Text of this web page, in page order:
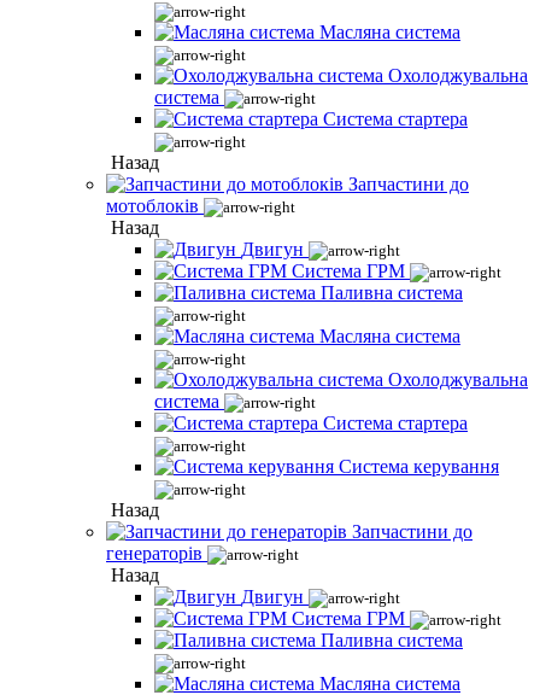
Масляна система
Охолоджувальна
система
Система стартера
Назад
Запчастини до
мотоблоків
Назад
Двигун
Система ГРМ
Паливна система
Масляна система
Охолоджувальна
система
Система стартера
Система керування
Назад
Запчастини до
генераторів
Назад
Двигун
Система ГРМ
Паливна система
Масляна система